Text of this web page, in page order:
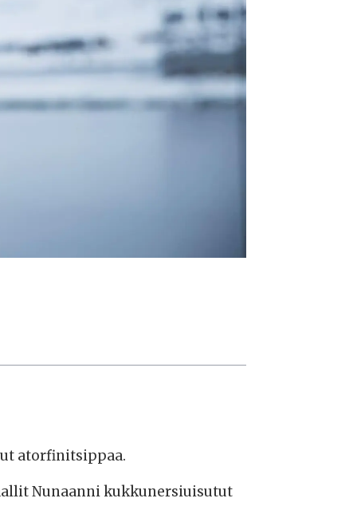
atorfinitsippaa.
Nunaanni kukkunersiuisutut